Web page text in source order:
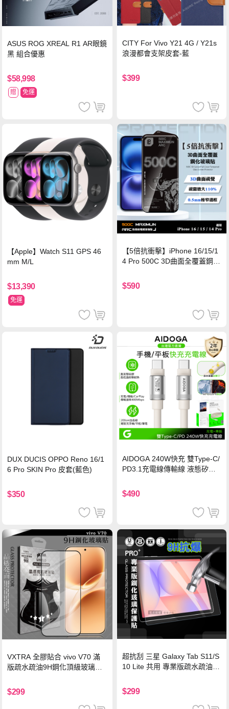
ASUS ROG XREAL R1 AR眼鏡
黑 組合優惠
$58,998
贈 免運
CITY For Vivo Y21 4G / Y21s
浪漫都會支架皮套-藍
$399
【Apple】Watch S11 GPS 46
mm M/L
$13,390
免運
【5倍抗衝擊】iPhone 16/15/1
4 Pro 500C 3D曲面全覆蓋鋼化
保護貼
$590
DUX DUCIS OPPO Reno 16/1
6 Pro SKIN Pro 皮套(藍色)
$350
AIDOGA 240W快充 雙Type-C/
PD3.1充電線傳輸線 液態矽膠
機/平板/筆電
$490
VXTRA 全膠貼合 vivo V70 滿
版疏水疏油9H鋼化頂級玻璃貼
$299
超抗刮 三星 Galaxy Tab S11/S
10 Lite 共用 專業版疏水疏油9
$299